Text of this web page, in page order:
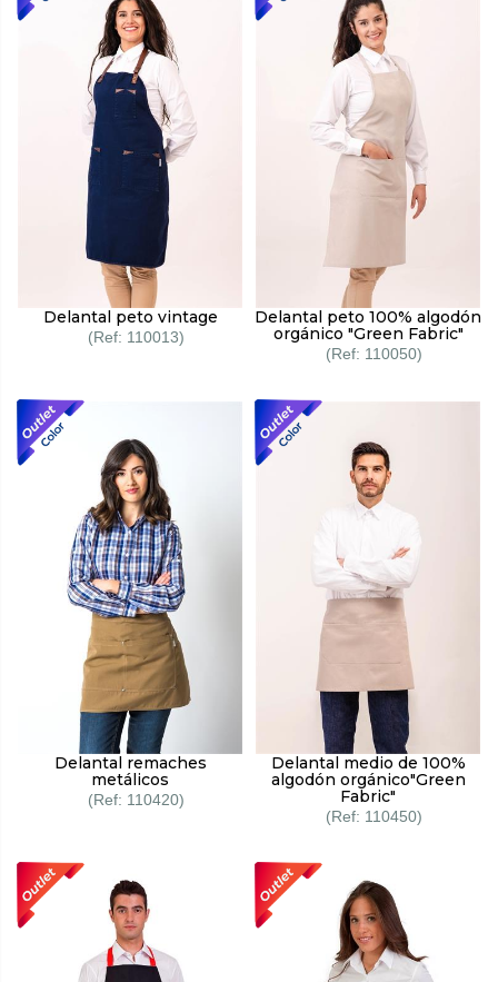
Delantal peto vintage
110013
Delantal peto 100% algodón
orgánico "Green Fabric"
110050
Delantal remaches
metálicos
110420
Delantal medio de 100%
algodón orgánico"Green
Fabric"
110450